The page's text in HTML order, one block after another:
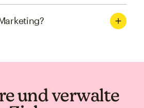
und verwalte